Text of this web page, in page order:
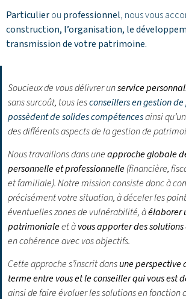
Particulierou professionnel, nous vous
construction, l’organisation, le
transmission de votre patrimoine.
Soucieux de vous délivrer unservice
sans surcoût, tous lesconseillers en gestion
possèdent de solides compétencesainsi
des différents aspects de la gestion de
Nous travaillons dans uneapproche globale
personnelle et professionnelle(financière,
et familiale). Notre mission consiste donc à
précisément votre situation, à déceler les
éventuelles zones de vulnérabilité, àélaborer
patrimonialeet àvous apporter des
en cohérence avec vos objectifs.
Cette approche s’inscrit dansune perspective
terme entre vous et le conseiller qui vous est
ainsi de faire évoluer les solutions en fonction